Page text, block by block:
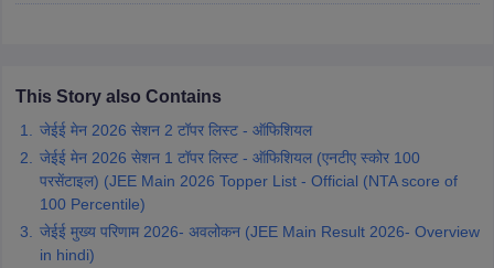
Top Institutes that take JEE Advanced ScoresView All JEE Main E-
and AutomationHow to Crack GATE?
Mechanical Engineering
Nuclear Engineer
This Story also Contains
जेईई मेन 2026 सेशन 2 टॉपर लिस्ट - ऑफिशियल
जेईई मेन 2026 सेशन 1 टॉपर लिस्ट - ऑफिशियल (एनटीए स्कोर 100
परसेंटाइल) (JEE Main 2026 Topper List - Official (NTA score of
100 Percentile)
जेईई मुख्य परिणाम 2026- अवलोकन (JEE Main Result 2026- Overview
in hindi)